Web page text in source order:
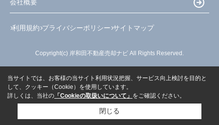
会社概要
利用規約 プライバシーポリシー サイトマップ
Copyright(c) 岸和田不動産売却ナビ All Rights Reserved.
当サイトでは、お客様の当サイト利用状況把握、サービス向上検討を目的と
して、クッキー（Cookie）を使用しています。
詳しくは、当社の 「Cookieの取扱いについて」 をご確認ください。
閉じる